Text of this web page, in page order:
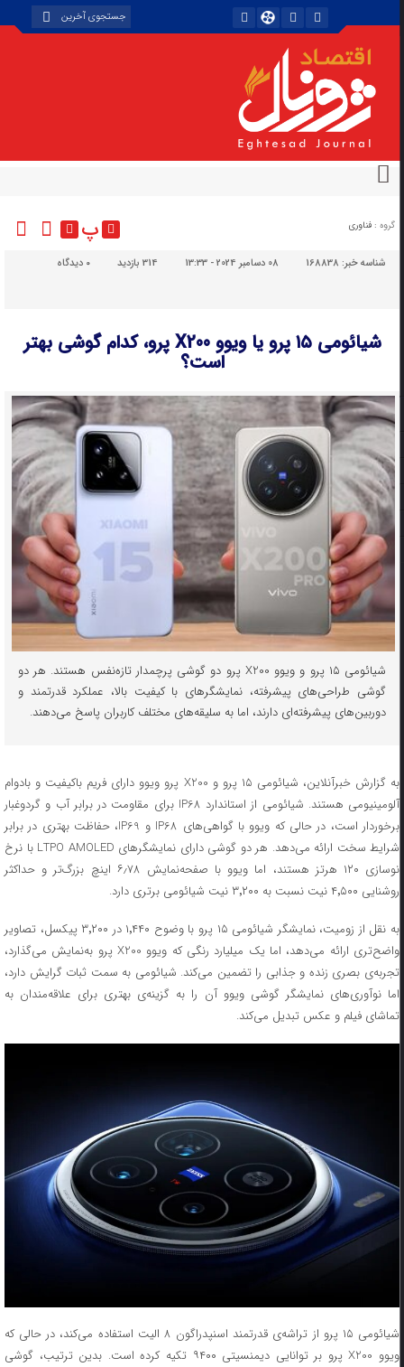
گروه : فناوری پ
شناسه خبر:168838 08 دسامبر 2024 - 13:33 314 بازدید دیدگاه
شیائومی ۱۵ پرو یا ویوو X200 پرو، کدام گوشی بهتر
است؟
شیائومی ۱۵ پرو و ویوو X200 پرو دو گوشی پرچمدار تازه‌نفس هستند. هر دو
گوشی طراحی‌های پیشرفته، نمایشگرهای با کیفیت بالا، عملکرد قدرتمند و
دوربین‌های پیشرفته‌ای دارند، اما به سلیقه‌های مختلف کاربران پاسخ می‌دهند.
به گزارش خبرآنلاین، شیائومی ۱۵ پرو و X200 پرو ویوو دارای فریم باکیفیت و بادوام
آلومینیومی هستند. شیائومی از استاندارد IP68 برای مقاومت در برابر آب و گردوغبار
برخوردار است، در حالی که ویوو با گواهی‌های IP68 و IP69، حفاظت بهتری در برابر
شرایط سخت ارائه می‌دهد. هر دو گوشی دارای نمایشگرهای LTPO AMOLED با نرخ
نوسازی ۱۲۰ هرتز هستند، اما ویوو با صفحه‌نمایش ۶٫۷۸ اینچ بزرگ‌تر و حداکثر
روشنایی ۴٬۵۰۰ نیت نسبت‌ به ۳٬۲۰۰ نیت شیائومی برتری دارد.
به نقل از زومیت، نمایشگر شیائومی ۱۵ پرو با وضوح ۱٬۴۴۰ در ۳٬۲۰۰ پیکسل، تصاویر
واضح‌تری ارائه می‌دهد، اما یک میلیارد رنگی که ویوو X200 پرو به‌نمایش می‌گذارد،
تجربه‌ی بصری زنده و جذابی را تضمین می‌کند. شیائومی به سمت ثبات گرایش دارد،
اما نوآوری‌های نمایشگر گوشی ویوو آن را به گزینه‌ی بهتری برای علاقه‌مندان به
تماشای فیلم و عکس تبدیل می‌کند.
شیائومی ۱۵ پرو از تراشه‌ی قدرتمند اسنپدراگون ۸ الیت استفاده می‌کند، در حالی که
ویوو X200 پرو بر توانایی دیمنسیتی ۹۴۰۰ تکیه کرده است. بدین ترتیب، گوشی